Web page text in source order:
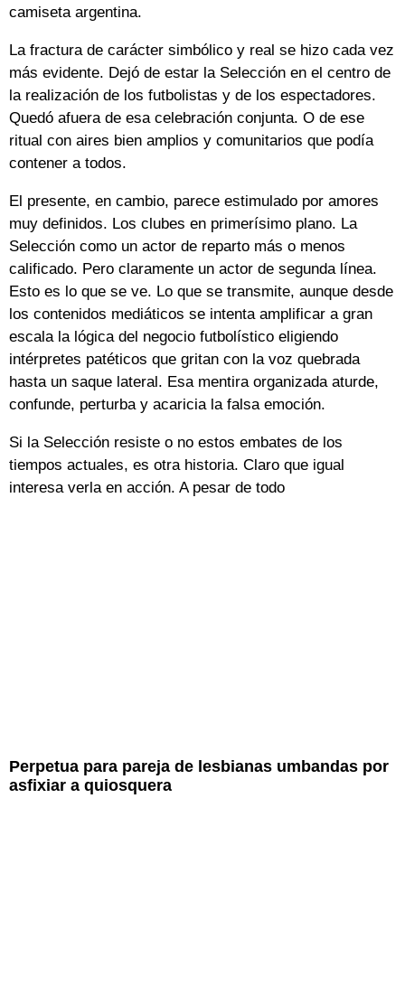
camiseta argentina.
La fractura de carácter simbólico y real se hizo cada vez
más evidente. Dejó de estar la Selección en el centro de
la realización de los futbolistas y de los espectadores.
Quedó afuera de esa celebración conjunta. O de ese
ritual con aires bien amplios y comunitarios que podía
contener a todos.
El presente, en cambio, parece estimulado por amores
muy definidos. Los clubes en primerísimo plano. La
Selección como un actor de reparto más o menos
calificado. Pero claramente un actor de segunda línea.
Esto es lo que se ve. Lo que se transmite, aunque desde
los contenidos mediáticos se intenta amplificar a gran
escala la lógica del negocio futbolístico eligiendo
intérpretes patéticos que gritan con la voz quebrada
hasta un saque lateral. Esa mentira organizada aturde,
confunde, perturba y acaricia la falsa emoción.
Si la Selección resiste o no estos embates de los
tiempos actuales, es otra historia. Claro que igual
interesa verla en acción. A pesar de todo
Perpetua para pareja de lesbianas umbandas por
asfixiar a quiosquera